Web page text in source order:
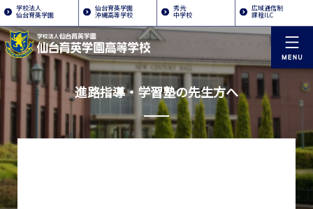
学校法人
仙台育英学園
仙台育英学園
沖縄高等学校
秀光
中学校
広域通信制
課程ILC
進路指導・学習塾の先生方へ